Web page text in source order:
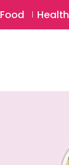
Food Health